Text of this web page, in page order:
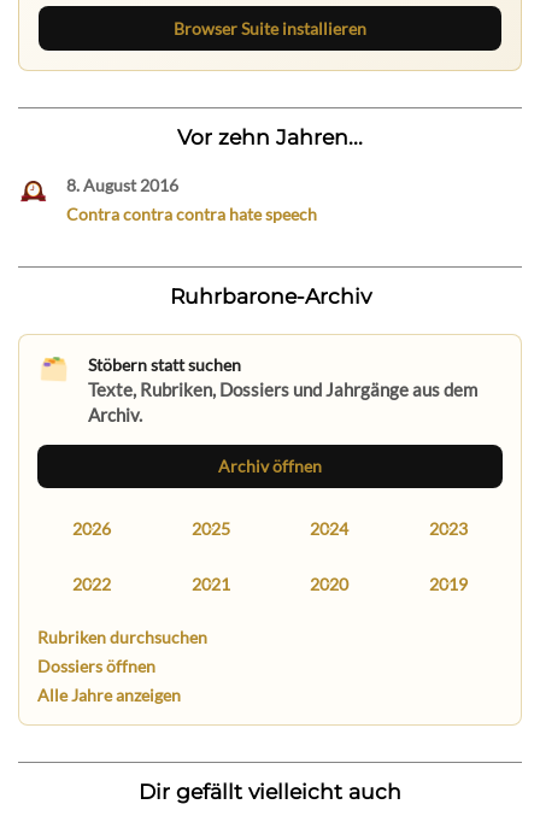
Browser Suite installieren
Vor zehn Jahren...
8. August 2016
Contra contra contra hate speech
Ruhrbarone-Archiv
Stöbern statt suchen
Texte, Rubriken, Dossiers und Jahrgänge aus dem
Archiv.
Archiv öffnen
2026 2025 2024 2023
2022 2021 2020 2019
Rubriken durchsuchen
Dossiers öffnen
Alle Jahre anzeigen
Dir gefällt vielleicht auch